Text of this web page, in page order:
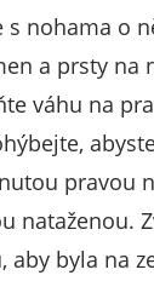
s nohama o
a prsty na
váhu na
pravou
nataženou.
aby byla na